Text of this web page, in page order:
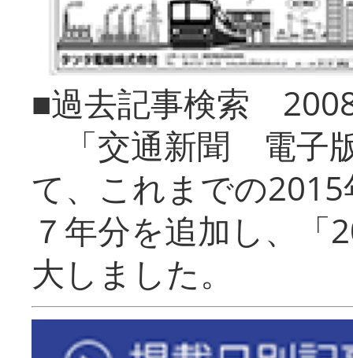
■過去記事検索
「交通新聞 電子
て、これまでの
７年分を追加し、「
大しまし